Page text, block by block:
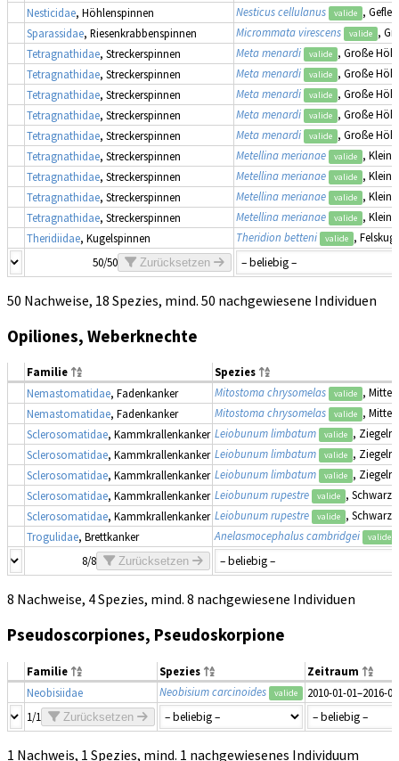
Nesticidae, Höhlenspinnen Nesticus cellulanus valide ,
Sparassidae, Riesenkrabbenspinnen Micrommata virescens valide ,
Tetragnathidae, Streckerspinnen Meta menardi valide , Große
Tetragnathidae, Streckerspinnen Meta menardi valide , Große
Tetragnathidae, Streckerspinnen Meta menardi valide , Große
Tetragnathidae, Streckerspinnen Meta menardi valide , Große
Tetragnathidae, Streckerspinnen Meta menardi valide , Große
Tetragnathidae, Streckerspinnen Metellina merianae valide ,
Tetragnathidae, Streckerspinnen Metellina merianae valide ,
Tetragnathidae, Streckerspinnen Metellina merianae valide ,
Tetragnathidae, Streckerspinnen Metellina merianae valide ,
Theridiidae, Kugelspinnen Theridion betteni valide ,
50/50
Zurücksetzen
50 Nachweise, 18 Spezies, mind. 50 nachgewiesene Individuen
Opiliones, Weberknechte
Familie
Spezies
Nemastomatidae, Fadenkanker Mitostoma chrysomelas valide ,
Nemastomatidae, Fadenkanker Mitostoma chrysomelas valide ,
Sclerosomatidae, Kammkrallenkanker Leiobunum limbatum valide ,
Sclerosomatidae, Kammkrallenkanker Leiobunum limbatum valide ,
Sclerosomatidae, Kammkrallenkanker Leiobunum limbatum valide ,
Sclerosomatidae, Kammkrallenkanker Leiobunum rupestre valide ,
Sclerosomatidae, Kammkrallenkanker Leiobunum rupestre valide ,
Trogulidae, Brettkanker Anelasmocephalus cambridgei valide
8/8
Zurücksetzen
8 Nachweise, 4 Spezies, mind. 8 nachgewiesene Individuen
Pseudoscorpiones, Pseudoskorpione
Familie Spezies
Zeitraum
Neobisiidae
Neobisium carcinoides valide
2010-01-01–2016-
1/1
Zurücksetzen
1 Nachweis, 1 Spezies, mind. 1 nachgewiesenes Individuum